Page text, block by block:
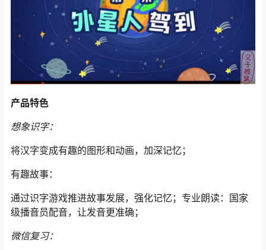
产品特色
想象识字：
将汉字变成有趣的图形和动画，加深记忆；
有趣故事：
通过识字游戏推进故事发展，强化记忆；专业朗读：国家
级播音员配音，让发音更准确；
微信复习：